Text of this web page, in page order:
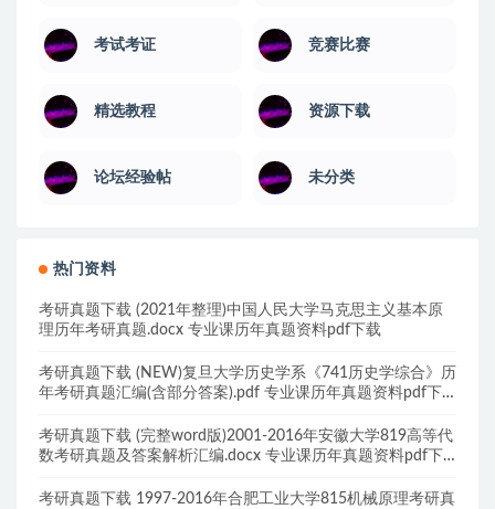
考试考证 竞赛比赛
精选教程 资源下载
论坛经验帖 未分类
热门资料
考研真题下载 (2021年整理)中国人民大学马克思主义基本原
理历年考研真题.docx 专业课历年真题资料pdf下载
考研真题下载 (NEW)复旦大学历史学系《741历史学综合》历
年考研真题汇编(含部分答案).pdf 专业课历年真题资料pdf下
考研真题下载 (完整word版)2001-2016年安徽大学819高等代
数考研真题及答案解析汇编.docx 专业课历年真题资料pdf下
考研真题下载 1997-2016年合肥工业大学815机械原理考研真